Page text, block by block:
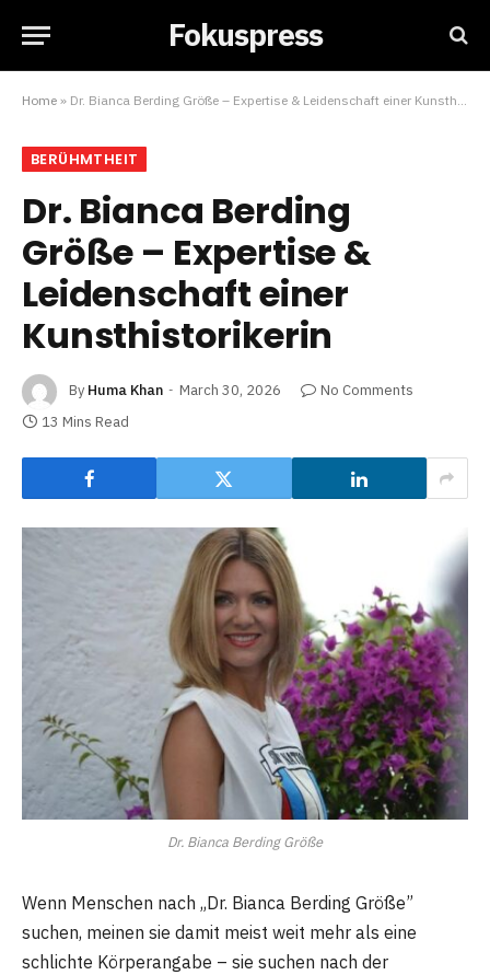
Fokuspress
Home » Dr. Bianca Berding Größe – Expertise & Leidenschaft einer Kunsthistorikerin
BERÜHMTHEIT
Dr. Bianca Berding
Größe – Expertise &
Leidenschaft einer
Kunsthistorikerin
By Huma Khan March 30, 2026
No Comments
13 Mins Read
Dr. Bianca Berding Größe
Wenn Menschen nach „Dr. Bianca Berding Größe”
suchen, meinen sie damit meist weit mehr als eine
schlichte Körperangabe – sie suchen nach der